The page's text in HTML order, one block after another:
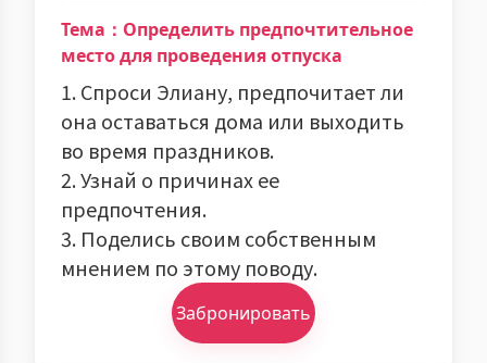
Тема：Определить предпочтительное
место для проведения отпуска
1. Спроси Элиану, предпочитает ли
она оставаться дома или выходить
во время праздников.
2. Узнай о причинах ее
предпочтения.
3. Поделись своим собственным
мнением по этому поводу.
Забронировать